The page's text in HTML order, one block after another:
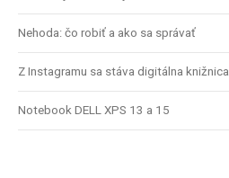
Nehoda: čo robiť a ako sa správať
Z Instagramu sa stáva digitálna knižnica
Notebook DELL XPS 13 a 15